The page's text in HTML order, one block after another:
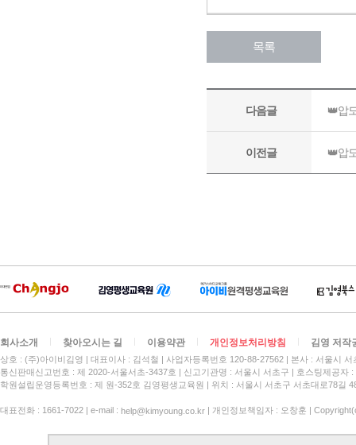
회사소개 찾아오시는 길 이용약관 개인정보처리방침 김영 저작
상호 : (주)아이비김영 대표이사 : 김석철 사업자등록번호 120-88-27562
본사 : 서울시
통신판매신고번호 : 제 2020-서울서초-3437호
신고기관명 : 서울시 서초구
호스팅제공자
학원설립운영등록번호 : 제 원-352호 김영평생교육원 | 위치 : 서울시 서초구 서초대로78길
대표전화 : 1661-7022 | e-mail : help@kimyoung.co.kr | 개인정보책임자 : 오창훈 |